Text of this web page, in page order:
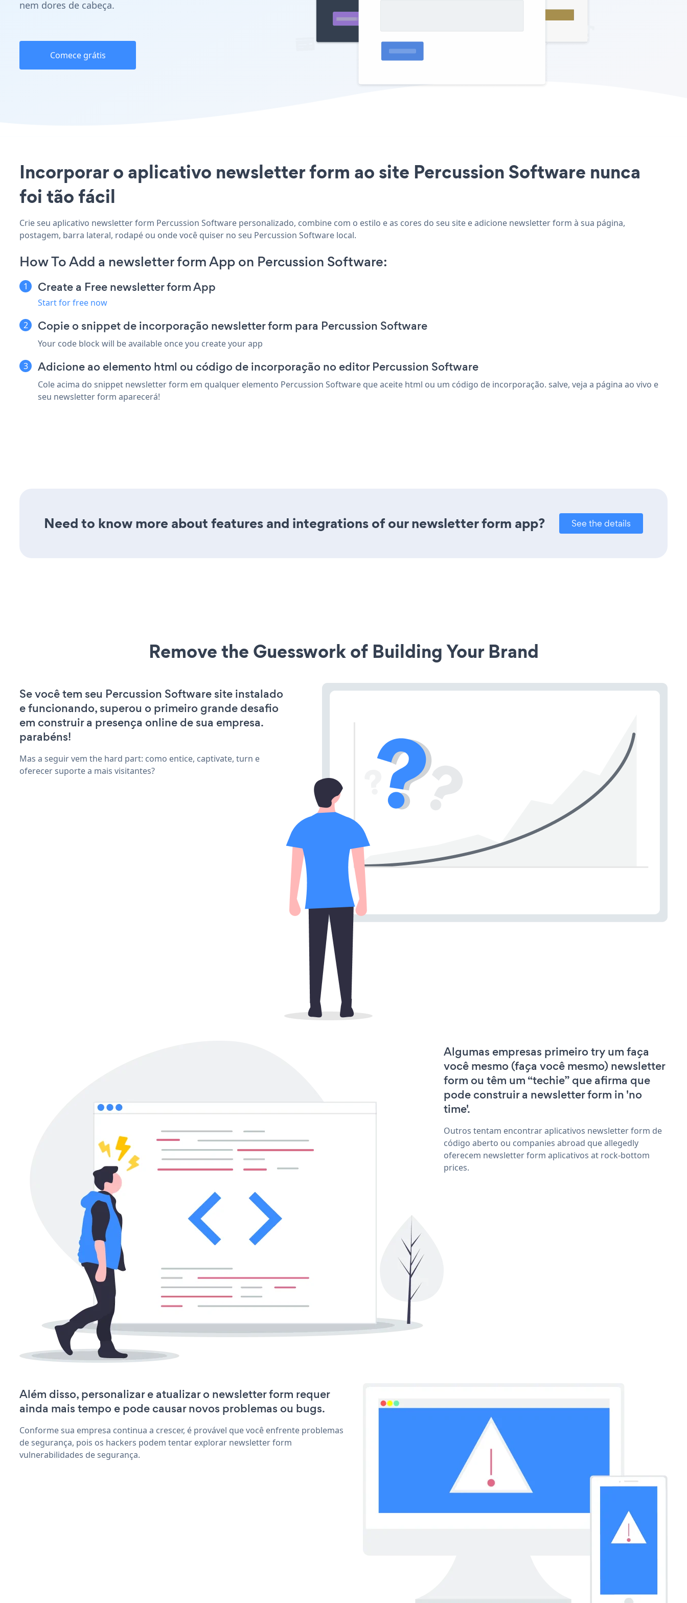
nem dores de cabeça.
Comece grátis
Incorporar o aplicativo newsletter form ao site Percussion Software nunca
foi tão fácil
Crie seu aplicativo newsletter form Percussion Software personalizado, combine com o estilo e as cores do seu site e adicione newsletter form à sua página,
postagem, barra lateral, rodapé ou onde você quiser no seu Percussion Software local.
How To Add a newsletter form App on Percussion Software:
Create a Free newsletter form App
Start for free now
Copie o snippet de incorporação newsletter form para Percussion Software
Your code block will be available once you create your app
Adicione ao elemento html ou código de incorporação no editor Percussion Software
Cole acima do snippet newsletter form em qualquer elemento Percussion Software que aceite html ou um código de incorporação. salve, veja a página ao vivo e
seu newsletter form aparecerá!
Need to know more about features and integrations of our newsletter form app? See the details
Remove the Guesswork of Building Your Brand
Se você tem seu Percussion Software site instalado
e funcionando, superou o primeiro grande desafio
em construir a presença online de sua empresa.
parabéns!
Mas a seguir vem the hard part: como entice, captivate, turn e
oferecer suporte a mais visitantes?
Algumas empresas primeiro try um faça
você mesmo (faça você mesmo) newsletter
form ou têm um “techie” que afirma que
pode construir a newsletter form in 'no
time'.
Outros tentam encontrar aplicativos newsletter form de
código aberto ou companies abroad que allegedly
oferecem newsletter form aplicativos at rock-bottom
prices.
Além disso, personalizar e atualizar o newsletter form requer
ainda mais tempo e pode causar novos problemas ou bugs.
Conforme sua empresa continua a crescer, é provável que você enfrente problemas
de segurança, pois os hackers podem tentar explorar newsletter form
vulnerabilidades de segurança.